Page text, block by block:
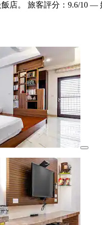
店。 旅客評分：9.6/10 —